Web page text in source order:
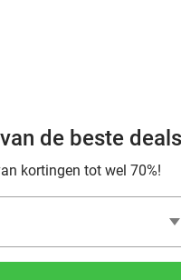
de beste
kortingen tot wel 70%!